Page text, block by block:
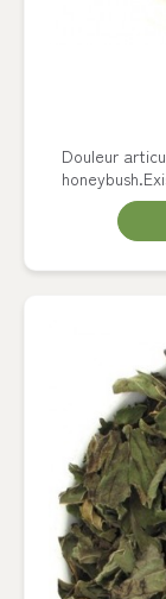
Douleur